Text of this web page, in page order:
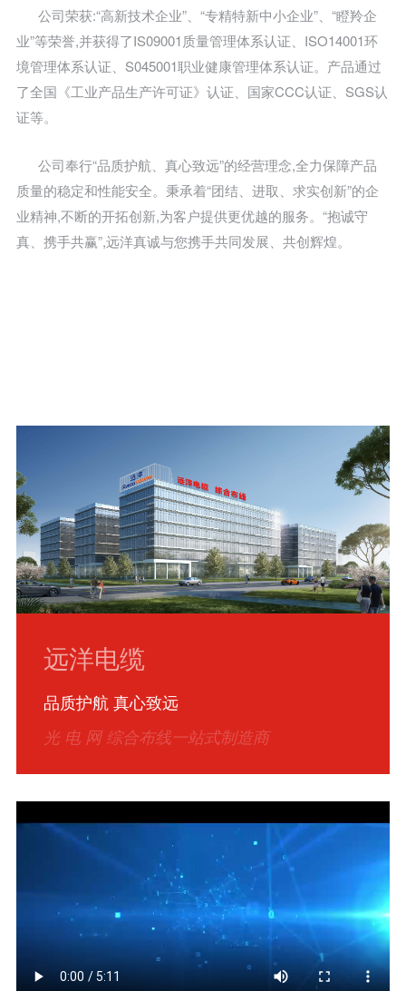
公司荣获:“高新技术企业”、“专精特新中小企业”、“瞪羚企
业”等荣誉,并获得了IS09001质量管理体系认证、ISO14001环
境管理体系认证、S045001职业健康管理体系认证。产品通过
了全国《工业产品生产许可证》认证、国家CCC认证、SGS认
证等。
公司奉行“品质护航、真心致远”的经营理念,全力保障产品
质量的稳定和性能安全。秉承着“团结、进取、求实创新”的企
业精神,不断的开拓创新,为客户提供更优越的服务。“抱诚守
真、携手共赢”,远洋真诚与您携手共同发展、共创辉煌。
远洋电缆
品质护航 真心致远
光 电 网 综合布线一站式制造商